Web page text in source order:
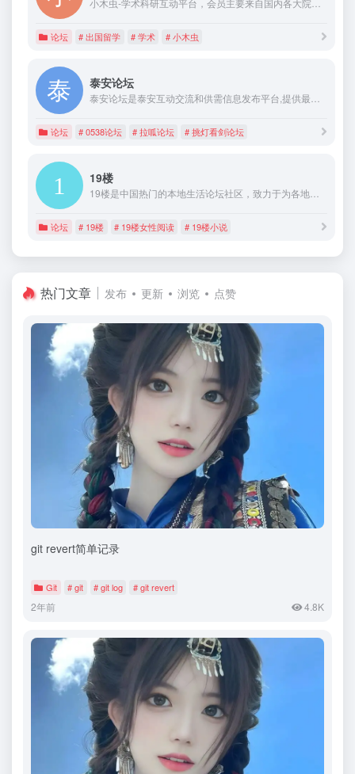
小木虫-学术科研互动平台，会员主要来自国内各大院校、科研院所的博硕士研究生，企业研发人员，这里拥有旺盛的人气、良好的交流氛围及广阔的交流空间，已成为聚集众多科研工作者的学术资源、经验交流平台。小木虫论坛秉承“为中国学术科研免费提供动力”宗旨，已成为国内最有人气的学术科研站！
论坛 # 出国留学 # 学术 # 小木虫
泰安论坛
泰安论坛是泰安互动交流和供需信息发布平台,提供最全的泰安生活信息资讯,是泰安人的网络精神家园是泰安最大的综合性门户社区论坛
论坛 # 0538论坛 # 拉呱论坛 # 挑灯看剑论坛
19楼
19楼是中国热门的本地生活论坛社区，致力于为各地用户提供便捷的生活交流空间和体贴的本地生活服务，在这里，你可以轻松搞定相亲、结婚、装修、育儿这几桩人生大事，还可以获得租房、求职、美食、旅游、房产、教育、二手交易等本地生活服务信息。
论坛 # 19楼 # 19楼女性阅读 # 19楼小说
热门文章 发布 更新 浏览 点赞
git revert简单记录
Git # git # git log # git revert
2年前 4.8K